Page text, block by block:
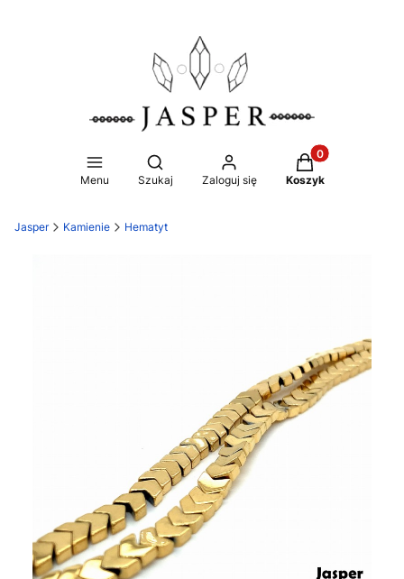
Menu
Otwórz wyszukiwarkę
Szukaj Zaloguj się
Produkty w
Koszyk
Jasper Kamienie Hematyt